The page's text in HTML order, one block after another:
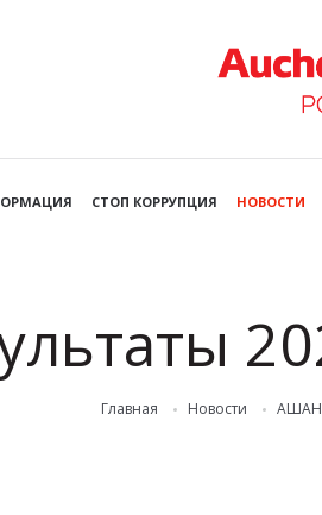
СТОП КОРРУПЦИЯ НОВОСТИ
Главная Новости АШАН: